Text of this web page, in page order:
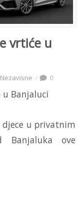
vrtiće u
0
djece u privatnim
Banjaluka ove